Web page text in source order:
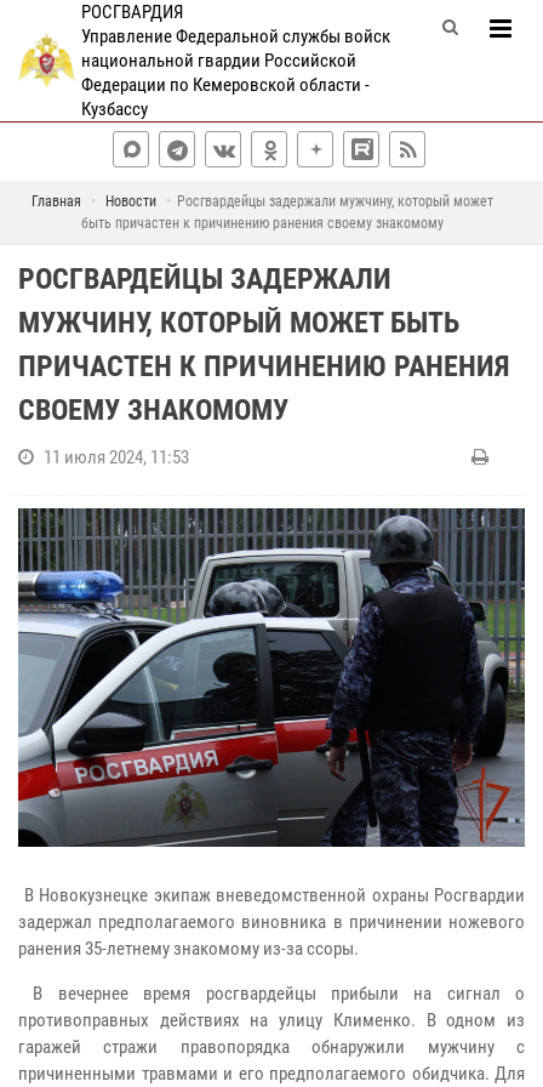
РОСГВАРДИЯ
Управление Федеральной службы войск
национальной гвардии Российской
Федерации по Кемеровской области -
Кузбассу
Главная Новости
Росгвардейцы задержали мужчину, который может
быть причастен к причинению ранения своему знакомому
РОСГВАРДЕЙЦЫ ЗАДЕРЖАЛИ
МУЖЧИНУ, КОТОРЫЙ МОЖЕТ БЫТЬ
ПРИЧАСТЕН К ПРИЧИНЕНИЮ РАНЕНИЯ
СВОЕМУ ЗНАКОМОМУ
11 июля 2024, 11:53
В Новокузнецке экипаж вневедомственной охраны Росгвардии
задержал предполагаемого виновника в причинении ножевого
ранения 35-летнему знакомому из-за ссоры.
В вечернее время росгвардейцы прибыли на сигнал о
противоправных действиях на улицу Клименко. В одном из
гаражей стражи правопорядка обнаружили мужчину с
причиненными травмами и его предполагаемого обидчика. Для